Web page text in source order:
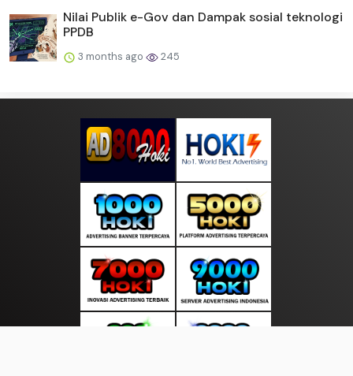
Nilai Publik e-Gov dan Dampak sosial teknologi
PPDB
3 months ago 245